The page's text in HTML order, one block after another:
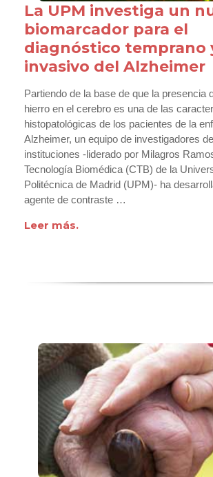
La UPM investiga un
biomarcador para el
diagnóstico temprano
invasivo del Alzheimer
Partiendo de la base de que la presencia
hierro en el cerebro es una de las
histopatológicas de los pacientes de la
Alzheimer, un equipo de investigadores
instituciones -liderado por Milagros
Tecnología Biomédica (CTB) de la
Politécnica de Madrid (UPM)- ha
agente de contraste …
Leer más.